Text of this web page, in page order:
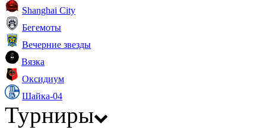
Shanghai City
Бегемоты
Вечерние звезды
Вязка
Оксидиум
Шайка-04
Турниры